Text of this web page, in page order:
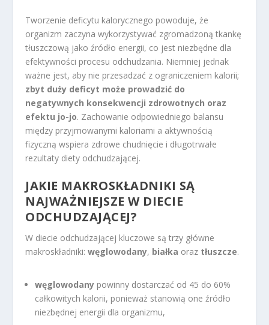
Tworzenie deficytu kalorycznego powoduje, że
organizm zaczyna wykorzystywać zgromadzoną tkankę
tłuszczową jako źródło energii, co jest niezbędne dla
efektywności procesu odchudzania. Niemniej jednak
ważne jest, aby nie przesadzać z ograniczeniem kalorii;
zbyt duży deficyt może prowadzić do
negatywnych konsekwencji zdrowotnych oraz
efektu jo-jo. Zachowanie odpowiedniego balansu
między przyjmowanymi kaloriami a aktywnością
fizyczną wspiera zdrowe chudnięcie i długotrwałe
rezultaty diety odchudzającej.
JAKIE MAKROSKŁADNIKI SĄ
NAJWAŻNIEJSZE W DIECIE
ODCHUDZAJĄCEJ?
W diecie odchudzającej kluczowe są trzy główne
makroskładniki:węglowodany, białka oraz tłuszcze.
węglowodany powinny dostarczać od 45 do 60%
całkowitych kalorii, ponieważ stanowią one źródło
niezbędnej energii dla organizmu,